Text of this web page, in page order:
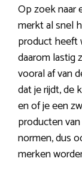
Op zoek naar
merkt al snel
product heeft
daarom lastig
vooral af van
dat je rijdt, de
en of je een
producten
normen, dus
merken